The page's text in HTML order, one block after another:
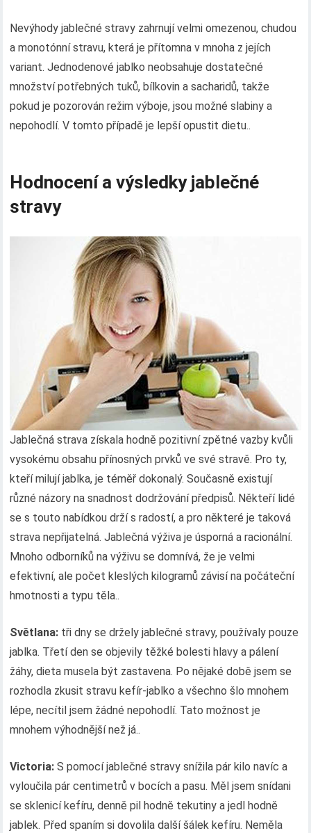
Nevýhody jablečné stravy zahrnují velmi omezenou, chudou
a monotónní stravu, která je přítomna v mnoha z jejích
variant. Jednodenové jablko neobsahuje dostatečné
množství potřebných tuků, bílkovin a sacharidů, takže
pokud je pozorován režim výboje, jsou možné slabiny a
nepohodlí. V tomto případě je lepší opustit dietu..
Hodnocení a výsledky jablečné
stravy
Jablečná strava získala hodně pozitivní zpětné vazby kvůli
vysokému obsahu přínosných prvků ve své stravě. Pro ty,
kteří milují jablka, je téměř dokonalý. Současně existují
různé názory na snadnost dodržování předpisů. Někteří lidé
se s touto nabídkou drží s radostí, a pro některé je taková
strava nepřijatelná. Jablečná výživa je úsporná a racionální.
Mnoho odborníků na výživu se domnívá, že je velmi
efektivní, ale počet kleslých kilogramů závisí na počáteční
hmotnosti a typu těla..
Světlana: tři dny se držely jablečné stravy, používaly pouze
jablka. Třetí den se objevily těžké bolesti hlavy a pálení
žáhy, dieta musela být zastavena. Po nějaké době jsem se
rozhodla zkusit stravu kefír-jablko a všechno šlo mnohem
lépe, necítil jsem žádné nepohodlí. Tato možnost je
mnohem výhodnější než já..
Victoria: S pomocí jablečné stravy snížila pár kilo navíc a
vyloučila pár centimetrů v bocích a pasu. Měl jsem snídani
se sklenicí kefíru, denně pil hodně tekutiny a jedl hodně
jablek. Před spaním si dovolila další šálek kefíru. Neměla